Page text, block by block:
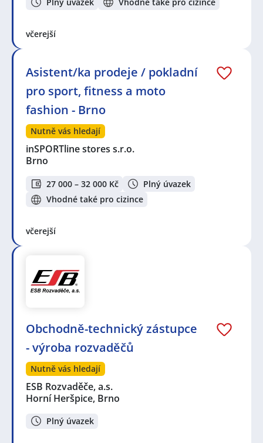
včerejší
Asistent/ka prodeje / pokladní
pro sport, fitness a moto
fashion - Brno
Nutně vás hledají
inSPORTline stores s.r.o.
Brno
27 000 – 32 000 Kč
Plný úvazek
Vhodné také pro cizince
včerejší
Obchodně-technický zástupce
- výroba rozvaděčů
Nutně vás hledají
ESB Rozvaděče, a.s.
Horní Heršpice, Brno
Plný úvazek